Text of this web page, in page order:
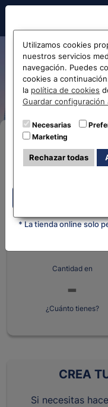
Antes de
la web...
* La tienda online solo
Cambio
Compra
Cantidad en
¿Cuánto tienes?
CREA
Si necesitas
Utilizamos cookies
nuestros servicios
navegación. Puedes
cookies a
la política de cookies
Guardar configuración
Necesarias
Marketing
Rechazar todas